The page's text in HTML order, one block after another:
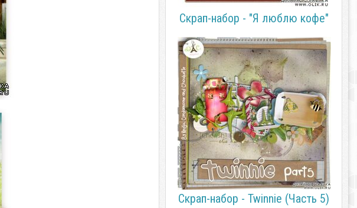
Скрап-набор - "Я люблю кофе"
Скрап-набор - Twinnie (Часть 5)